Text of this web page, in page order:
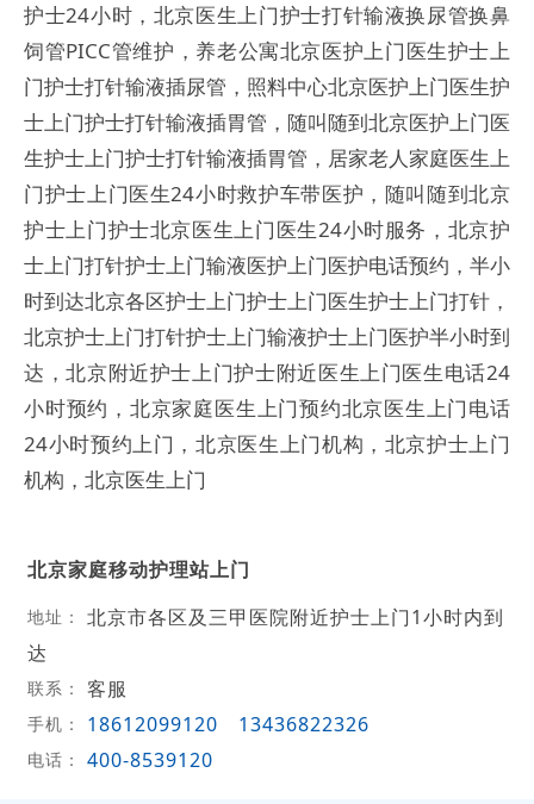
护士24小时，北京医生上门护士打针输液换尿管换鼻
饲管PICC管维护，养老公寓北京医护上门医生护士上
门护士打针输液插尿管，照料中心北京医护上门医生护
士上门护士打针输液插胃管，随叫随到北京医护上门医
生护士上门护士打针输液插胃管，居家老人家庭医生上
门护士上门医生24小时救护车带医护，随叫随到北京
护士上门护士北京医生上门医生24小时服务，北京护
士上门打针护士上门输液医护上门医护电话预约，半小
时到达北京各区护士上门护士上门医生护士上门打针，
北京护士上门打针护士上门输液护士上门医护半小时到
达，北京附近护士上门护士附近医生上门医生电话24
小时预约，北京家庭医生上门预约北京医生上门电话
24小时预约上门，北京医生上门机构，北京护士上门
机构，北京医生上门
北京家庭移动护理站上门
地址：
北京市各区及三甲医院附近护士上门1小时内到
达
联系： 客服
手机： 18612099120 13436822326
电话： 400-8539120